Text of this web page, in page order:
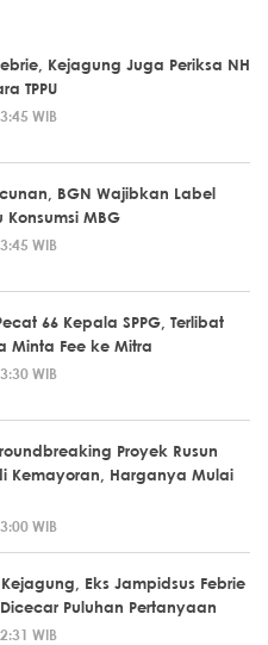
Kejagung Juga Periksa NH
TPPU
WIB
BGN Wajibkan Label
Konsumsi MBG
WIB
66 Kepala SPPG, Terlibat
Minta Fee ke Mitra
WIB
Proyek Rusun
Kemayoran, Harganya Mulai
WIB
Eks Jampidsus Febrie
Puluhan Pertanyaan
WIB